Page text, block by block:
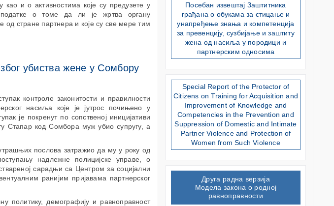
као и о активностима које су предузете у
о томе да ли је жртва органу
стране партнера и које су све мере тим
убиства жене у Сомбору
контроле законитости и правилности
насиља које је јутрос почињено у
је покренут по сопственој иницијативи
Стапар код Сомбора муж убио супругу, а
послова затражио да му у року од
надлежне полицијске управе, о
сарадњи са Центром за социјални
ранијим пријавама партнерског
политику, демографију и равноправност
Посебан извештај Заштитника
грађана о обукама за стицање и
унапређење знања и компетенција
за превенцију, сузбијање и заштиту
жена од насиља у породици и
партнерским односима
Special Report of the Protector of
Citizens on Training for Acquisition and
Improvement of Knowledge and
Competencies in the Prevention and
Suppression of Domestic and Intimate
Partner Violence and Protection of
Women from Such Violence
Друга радна верзија
Модела закона о родној
равноправности